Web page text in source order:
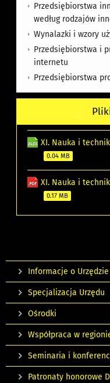
Przedsiębiorstwa
według rodzajów
Wynalazki i wzory
Przedsiębiorstwa i
internetu
Przedsiębiorstwa
XI. Nauka i
0.04 MB
XI. Nauka i
0.17 MB
Informacje o Urzędzie
Specjalizacja Urzędu
Ośrodki
Współpraca w
Seminaria i
Patronaty honorowe